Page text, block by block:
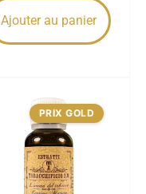
Ajouter au panier
PRIX GOLD